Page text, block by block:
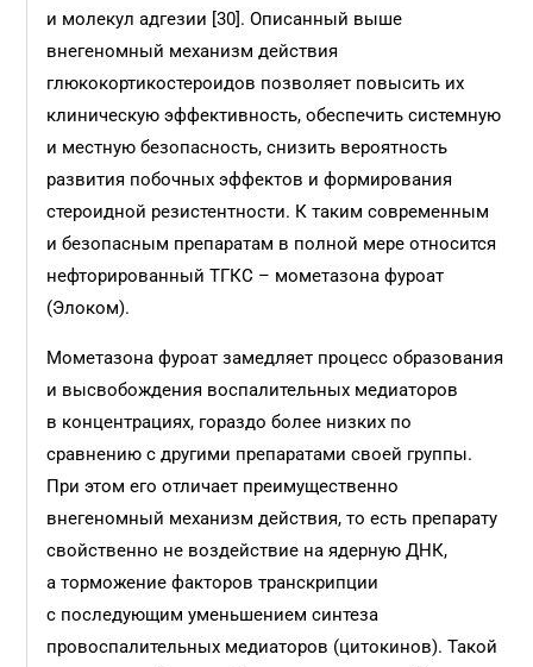
и молекул адгезии [30]. Описанный выше
внегеномный механизм действия
глюкокортикостероидов позволяет повысить их
клиническую эффективность, обеспечить системную
и местную безопасность, снизить вероятность
развития побочных эффектов и формирования
стероидной резистентности. К таким современным
и безопасным препаратам в полной мере относится
нефторированный ТГКС – мометазона фуроат
(Элоком).
Мометазона фуроат замедляет процесс образования
и высвобождения воспалительных медиаторов
в концентрациях, гораздо более низких по
сравнению с другими препаратами своей группы.
При этом его отличает преимущественно
внегеномный механизм действия, то есть препарату
свойственно не воздействие на ядерную ДНК,
а торможение факторов транскрипции
с последующим уменьшением синтеза
провоспалительных медиаторов (цитокинов). Такой